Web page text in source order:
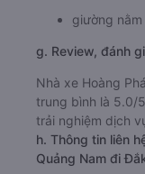
giường
g. Review, đánh
Nhà xe Hoàng
trung bình là 5.0/
trải nghiệm dịch
h. Thông tin liên
Quảng Nam đi